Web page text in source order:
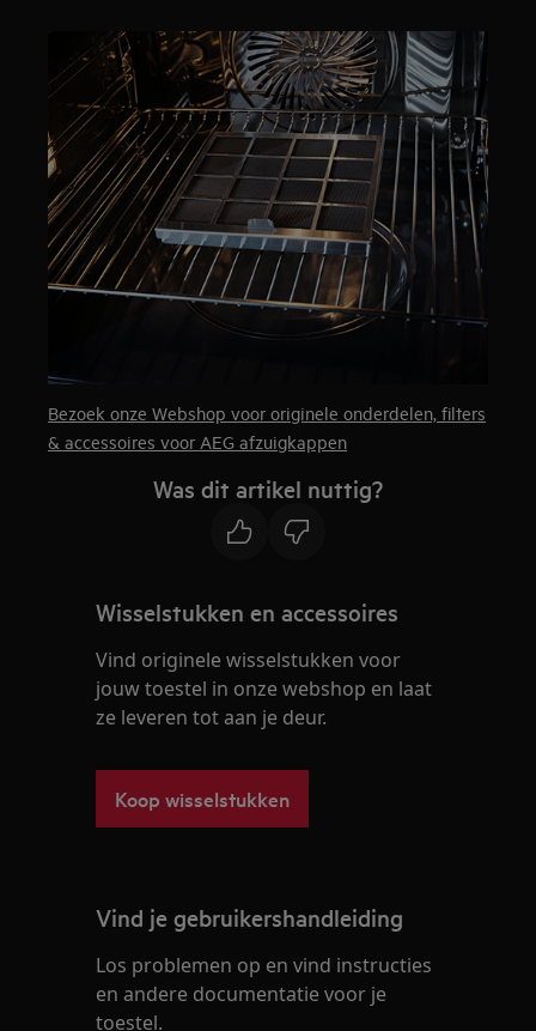
Bezoek onze Webshop voor originele onderdelen, filters
& accessoires voor AEG afzuigkappen
Was dit artikel nuttig?
Wisselstukken en accessoires
Vind originele wisselstukken voor
jouw toestel in onze webshop en laat
ze leveren tot aan je deur.
Koop wisselstukken
Vind je gebruikershandleiding
Los problemen op en vind instructies
en andere documentatie voor je
toestel.